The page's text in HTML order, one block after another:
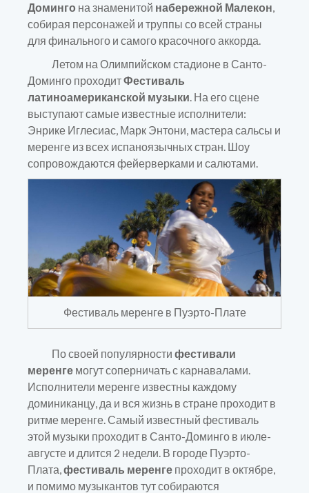
Доминго на знаменитой набережной Малекон,
собирая персонажей и труппы со всей страны
для финального и самого красочного аккорда.
Летом на Олимпийском стадионе в Санто-
Доминго проходитФестиваль
латиноамериканской музыки. На его сцене
выступают самые известные исполнители:
Энрике Иглесиас, Марк Энтони, мастера сальсы и
меренге из всех испаноязычных стран. Шоу
сопровождаются фейерверками и салютами.
Фестиваль меренге в Пуэрто-Плате
По своей популярности фестивали
меренге могут соперничать с карнавалами.
Исполнители меренге известны каждому
доминиканцу, да и вся жизнь в стране проходит в
ритме меренге. Самый известный фестиваль
этой музыки проходит в Санто-Доминго в июле-
августе и длится 2 недели. В городе Пуэрто-
Плата,фестиваль меренге проходит в октябре,
и помимо музыкантов тут собираются